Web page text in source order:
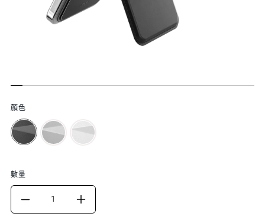
功
能
特
色
顏色
數量
DECREASEINCREASE